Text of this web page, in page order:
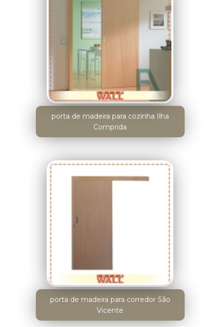
porta de madeira para cozinha Ilha
Comprida
porta de madeira para corredor São
Vicente